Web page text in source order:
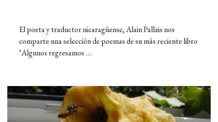
El poeta y traductor nicaragüense, Alain Pallais nos
comparte una selección de poemas de su más reciente libro
"Algunos regresamos …